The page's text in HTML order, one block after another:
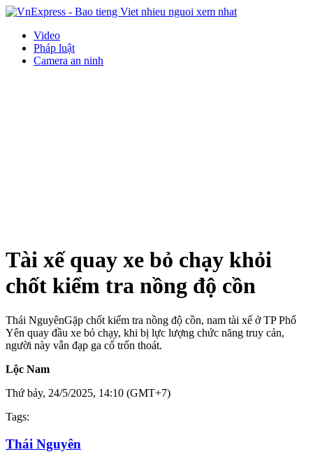
Video
Pháp luật
Camera an ninh
Tài xế quay xe bỏ chạy khỏi
chốt kiểm tra nồng độ cồn
Thái NguyênGặp chốt kiểm tra nồng độ cồn, nam tài xế ở TP Phổ
Yên quay đầu xe bỏ chạy, khi bị lực lượng chức năng truy cản,
người này vẫn đạp ga cố trốn thoát.
Lộc Nam
Thứ bảy, 24/5/2025, 14:10 (GMT+7)
Tags:
Thái Nguyên